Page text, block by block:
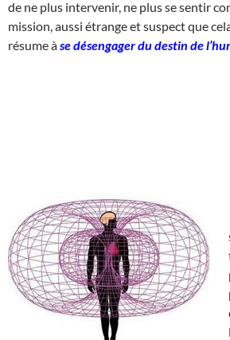
de ne plus intervenir, ne plus se sentir
mission, aussi étrange et suspect que
résume àse désengager du destin de